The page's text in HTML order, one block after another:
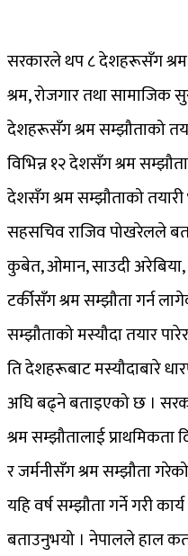
सरकारले थप ८ देशहरूसँग श्रम
श्रम, रोजगार तथा सामाजिक
देशहरूसँग श्रम सम्झौताको
विभिन्न १२ देशसँग श्रम
देशसँग श्रम सम्झौताको
सहसचिव राजिव पोखरेलले
कुबेत, ओमान, साउदी अरेबिया,
टर्कीसँग श्रम सम्झौता गर्न
सम्झौताको मस्यौदा तयार
ति देशहरूबाट मस्यौदाबारे
अघि बढ्ने बताइएको छ ।
श्रम सम्झौतालाई प्राथमिकता
र जर्मनीसँग श्रम सम्झौता
यहि वर्ष सम्झौता गर्ने गरी
बताउनुभयो । नेपालले हाल